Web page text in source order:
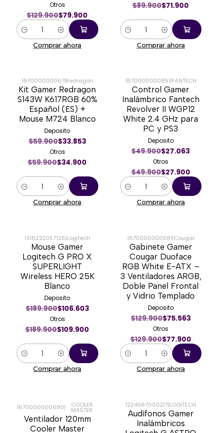
Otros
$129.900$79.900
Cantidad
Comprar ahora
$89.900$71.900
Cantidad
Comprar ahora
-42%
167000000067|Redragon
Kit Gamer Redragon
S143W K617RGB 60%
Español (ES) +
Mouse M724 Blanco
Deposito
$59.900$33.853
Otros
$59.900$34.900
Cantidad
Comprar ahora
-44%
1670000000851|FANTECH
Control Gamer
Inalámbrico Fantech
Revolver II WGP12
White 2.4 GHz para
PC y PS3
Deposito
$49.900$27.063
Otros
$49.900$27.900
Cantidad
Comprar ahora
-42%
1316222057126|Logitech
Mouse Gamer
Logitech G PRO X
SUPERLIGHT
Wireless HERO 25K
Blanco
Deposito
$189.900$106.603
Otros
$189.900$109.900
Cantidad
Comprar ahora
-40%
1670000000581|Cougar
Gabinete Gamer
Cougar Duoface
RGB White E-ATX –
3 Ventiladores ARGB,
Doble Panel Frontal
y Vidrio Templado
Deposito
$129.900$75.563
Otros
$129.900$77.900
Cantidad
Comprar ahora
-23%
1670000000690| COOLER
MASTER
Ventilador 120mm
Cooler Master
-33%
1224967000217|LOGITECH
Audífonos Gamer
Inalámbricos